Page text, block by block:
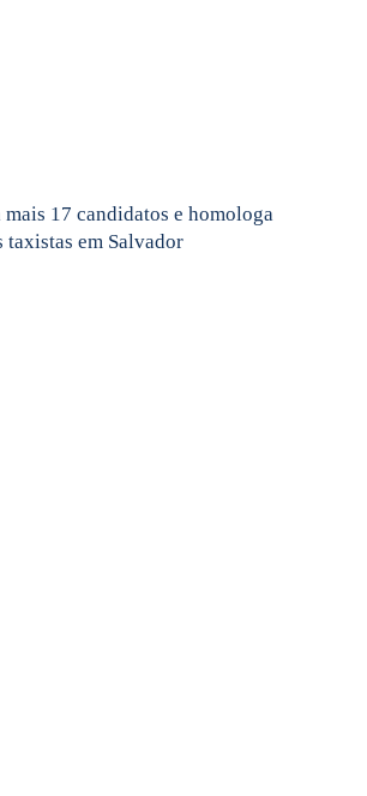
mais 17 candidatos e homologa
taxistas em Salvador